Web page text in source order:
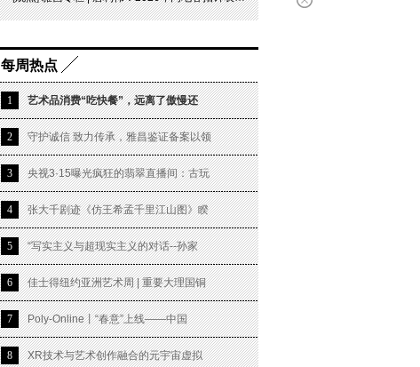
每周热点
1 艺术品消费“吃快餐”，远离了傲慢还
2 守护诚信 致力传承，雅昌鉴证备案以领
3 央视3·15曝光疯狂的翡翠直播间：古玩
4 张大千剧迹《仿王希孟千里江山图》睽
5 “写实主义与超现实主义的对话--孙家
6 佳士得纽约亚洲艺术周 | 重要大理国铜
7 Poly-Online丨“春意”上线——中国
8 XR技术与艺术创作融合的元宇宙虚拟